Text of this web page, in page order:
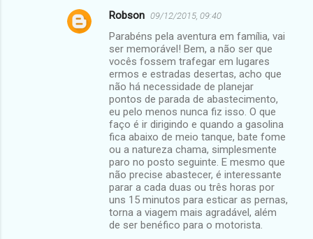
Robson 09/12/2015, 09:40
Parabéns pela aventura em família, vai
ser memorável! Bem, a não ser que
vocês fossem trafegar em lugares
ermos e estradas desertas, acho que
não há necessidade de planejar
pontos de parada de abastecimento,
eu pelo menos nunca fiz isso. O que
faço é ir dirigindo e quando a gasolina
fica abaixo de meio tanque, bate fome
ou a natureza chama, simplesmente
paro no posto seguinte. E mesmo que
não precise abastecer, é interessante
parar a cada duas ou três horas por
uns 15 minutos para esticar as pernas,
torna a viagem mais agradável, além
de ser benéfico para o motorista.